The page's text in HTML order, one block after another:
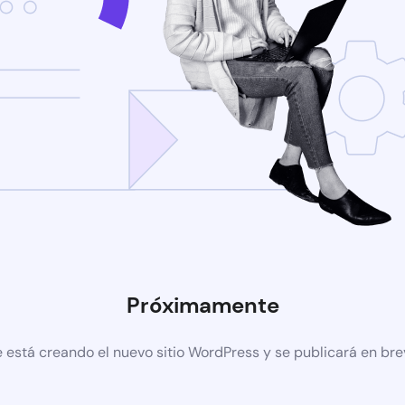
Próximamente
está creando el nuevo sitio WordPress y se publicará en